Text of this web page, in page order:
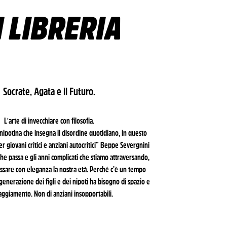
LIBRERIA
Socrate, Agata e il Futuro.
L'arte di invecchiare con filosofia.
che insegna il disordine quotidiano, in questo
giovani critici e anziani autocritici” Beppe Severgnini
passa e gli anni complicati che stiamo attraversando,
con eleganza la nostra età. Perché c’è un tempo
dei figli e dei nipoti ha bisogno di spazio e
Non di anziani insopportabili.